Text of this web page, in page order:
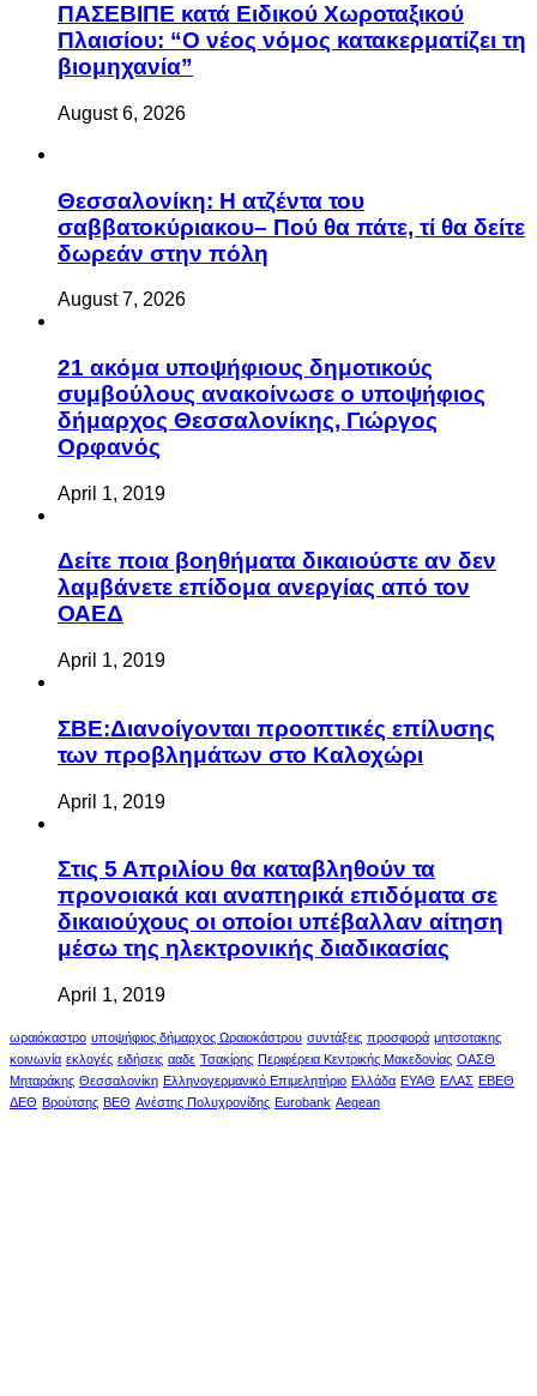
ΠΑΣΕΒΙΠΕ κατά Ειδικού Χωροταξικού
Πλαισίου: “Ο νέος νόμος κατακερματίζει τη
βιομηχανία”
August 6, 2026
Θεσσαλονίκη: Η ατζέντα του
σαββατοκύριακου– Πού θα πάτε, τί θα δείτε
δωρεάν στην πόλη
August 7, 2026
21 ακόμα υποψήφιους δημοτικούς
συμβούλους ανακοίνωσε ο υποψήφιος
δήμαρχος Θεσσαλονίκης, Γιώργος
Ορφανός
April 1, 2019
Δείτε ποια βοηθήματα δικαιούστε αν δεν
λαμβάνετε επίδομα ανεργίας από τον
ΟΑΕΔ
April 1, 2019
ΣΒΕ:Διανοίγονται προοπτικές επίλυσης
των προβλημάτων στο Καλοχώρι
April 1, 2019
Στις 5 Απριλίου θα καταβληθούν τα
προνοιακά και αναπηρικά επιδόματα σε
δικαιούχους οι οποίοι υπέβαλλαν αίτηση
μέσω της ηλεκτρονικής διαδικασίας
April 1, 2019
ωραιόκαστρο υποψήφιος δήμαρχος Ωραιοκάστρου συντάξεις προσφορά μητσοτακης
κοινωνία εκλογές ειδήσεις ααδε Τσακίρης Περιφέρεια Κεντρικής Μακεδονίας ΟΑΣΘ
Μηταράκης Θεσσαλονίκη Ελληνογερμανικό Επιμελητήριο Ελλάδα ΕΥΑΘ ΕΛΑΣ ΕΒΕΘ
ΔΕΘ Βρούτσης ΒΕΘ Ανέστης Πολυχρονίδης Eurobank Aegean